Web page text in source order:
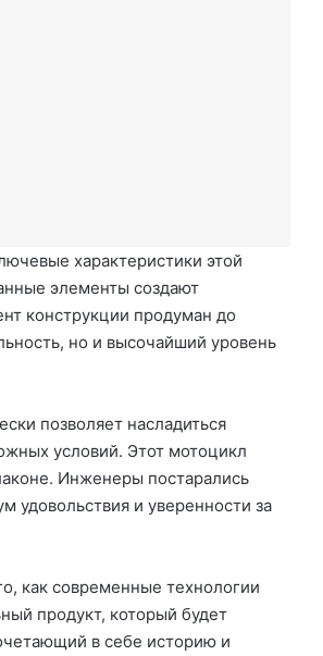
характеристики этой
элементы создают
конструкции продуман до
но и высочайший уровень
позволяет насладиться
условий. Этот мотоцикл
Инженеры постарались
удовольствия и уверенности за
как современные технологии
продукт, который будет
в себе историю и